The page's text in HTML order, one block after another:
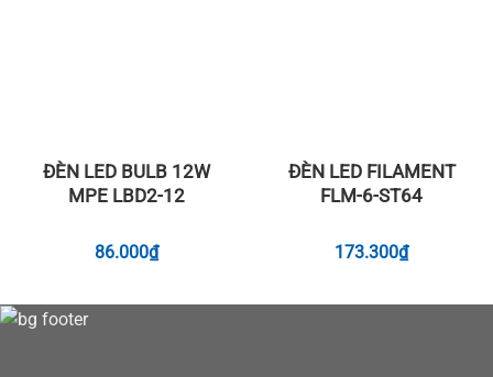
ĐÈN LED BULB 12W
MPE LBD2-12
86.000₫
ĐÈN LED FILAMENT
FLM-6-ST64
173.300₫